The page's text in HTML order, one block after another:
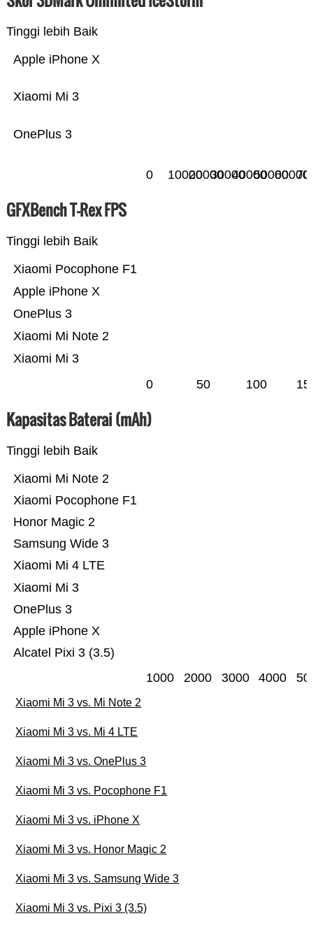
Tinggi lebih Baik
OnePlus 3
Xiaomi Mi 3
Apple iPhone X
0 100002000030000400005000060000
GFXBench T-Rex FPS
Tinggi lebih Baik
Xiaomi Mi 3
Xiaomi Mi Note 2
OnePlus 3
Apple iPhone X
Xiaomi Pocophone F1
0 50 100
Kapasitas Baterai (mAh)
Tinggi lebih Baik
Alcatel Pixi 3 (3.5)
Apple iPhone X
OnePlus 3
Xiaomi Mi 3
Xiaomi Mi 4 LTE
Samsung Wide 3
Honor Magic 2
Xiaomi Pocophone F1
Xiaomi Mi Note 2
1000 2000 3000 4000
Xiaomi Mi 3 vs. Mi Note 2
Xiaomi Mi 3 vs. Mi 4 LTE
Xiaomi Mi 3 vs. OnePlus 3
Xiaomi Mi 3 vs. Pocophone F1
Xiaomi Mi 3 vs. iPhone X
Xiaomi Mi 3 vs. Honor Magic 2
Xiaomi Mi 3 vs. Samsung Wide 3
Xiaomi Mi 3 vs. Pixi 3 (3.5)